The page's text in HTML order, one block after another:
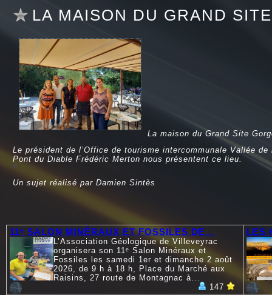
LA MAISON DU GRAND
La maison du Grand Site
Le président de l’Office de tourisme intercommunale Vallée
Pont du Diable Frédéric Merton nous présentent ce lieu.
e
Un sujet réalisé par Damien Sintès
11ᵉ SALON MINÉRAUX ET FOSSILES DE...
L’Association Géologique de Villeveyrac
organisera son 11ᵉ Salon Minéraux et
Fossiles les samedi 1er et dimanche 2 août
2026, de 9 h à 18 h, Place du Marché aux
Raisins, 27 route de Montagnac à...
147
LES